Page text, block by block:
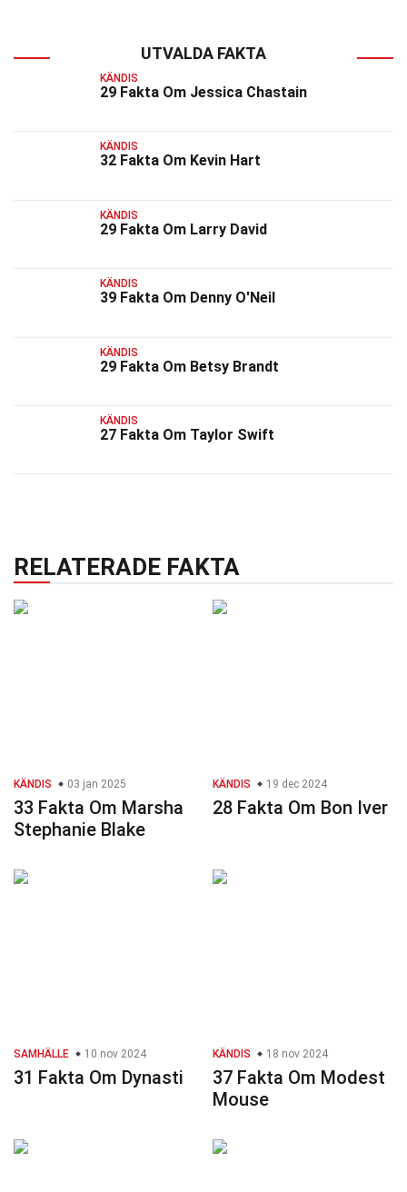
UTVALDA FAKTA
KÄNDIS
29 Fakta Om Jessica Chastain
KÄNDIS
32 Fakta Om Kevin Hart
KÄNDIS
29 Fakta Om Larry David
KÄNDIS
39 Fakta Om Denny O'Neil
KÄNDIS
29 Fakta Om Betsy Brandt
KÄNDIS
27 Fakta Om Taylor Swift
RELATERADE FAKTA
KÄNDIS 03 jan 2025
33 Fakta Om Marsha
Stephanie Blake
KÄNDIS 19 dec 2024
28 Fakta Om Bon Iver
SAMHÄLLE 10 nov 2024
31 Fakta Om Dynasti
KÄNDIS 18 nov 2024
37 Fakta Om Modest
Mouse